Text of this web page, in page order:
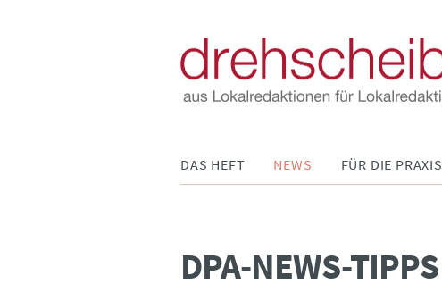
DAS HEFT NEWS FÜR DIE PRAXIS
DPA-NEWS-TIPPS